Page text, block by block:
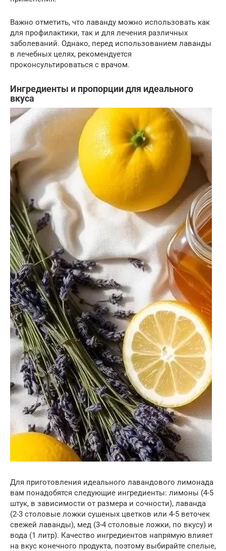
Важно отметить, что лаванду можно использовать как
для профилактики, так и для лечения различных
заболеваний. Однако, перед использованием лаванды
в лечебных целях, рекомендуется
проконсультироваться с врачом.
Ингредиенты и пропорции для идеального
вкуса
Для приготовления идеального лавандового лимонада
вам понадобятся следующие ингредиенты: лимоны (4-5
штук, в зависимости от размера и сочности), лаванда
(2-3 столовые ложки сушеных цветков или 4-5 веточек
свежей лаванды), мед (3-4 столовые ложки, по вкусу) и
вода (1 литр). Качество ингредиентов напрямую влияет
на вкус конечного продукта, поэтому выбирайте спелые,